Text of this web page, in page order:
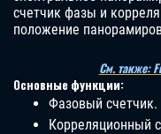
счетчик фазы и
положение
См. также:
Основные функции:
Фазовый счетчик.
Корреляционный